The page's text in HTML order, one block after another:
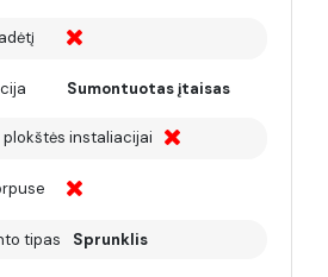
Sumontuotas įtaisas
instaliacijai
tipas Sprunklis